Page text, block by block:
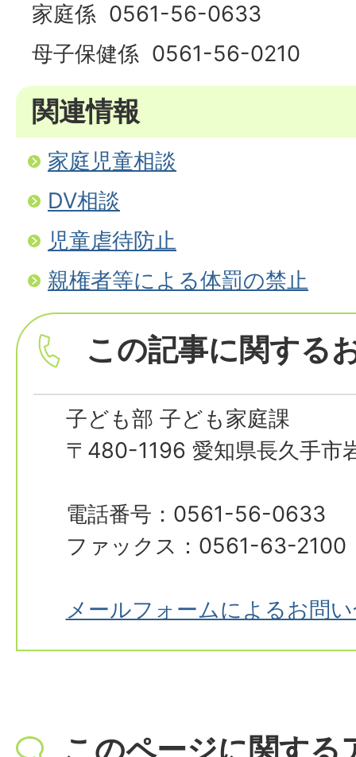
家庭係 0561-56-0633
母子保健係 0561-56-0210
関連情報
家庭児童相談
DV相談
児童虐待防止
親権者等による体罰の禁止
この記事に関する
子ども部 子ども家庭課
〒480-1196 愛知県長久手市
電話番号：0561-56-0633
ファックス：0561-63-2100
メールフォームによるお問
このページに関する